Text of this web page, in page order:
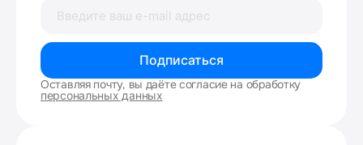
Подписаться
Оставляя почту, вы даёте согласие на обработку
персональных данных